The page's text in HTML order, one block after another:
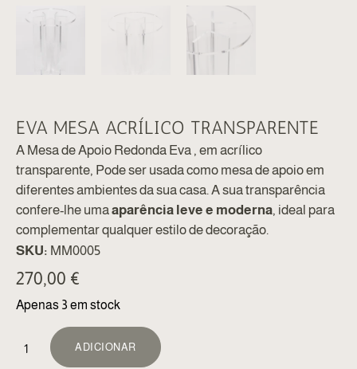
EVA MESA ACRÍLICO TRANSPARENTE
A Mesa de Apoio Redonda Eva , em acrílico
transparente, Pode ser usada como mesa de apoio em
diferentes ambientes da sua casa. A sua transparência
confere-lhe umaaparência leve e moderna, ideal para
complementar qualquer estilo de decoração.
SKU: MM0005
270,00 €
Apenas 3 em stock
ADICIONAR